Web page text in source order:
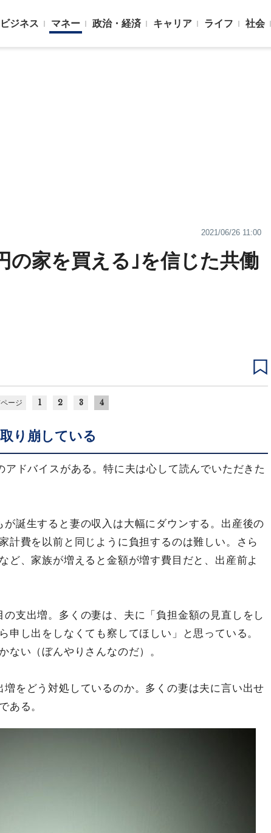
ビジネス マネー 政治・経済 キャリア ライフ 社会
2021/06/26 11:00
の家を買える｣を信じた共働
ージ 1 2 3 4
り崩している
ドバイスがある。特に夫は心して読んでいただきた
誕生すると妻の収入は大幅にダウンする。出産後の
計費を以前と同じように負担するのは難しい。さら
ど、家族が増えると金額が増す費目だと、出産前よ
支出増。多くの妻は、夫に「負担金額の見直しをし
申し出をしなくても察してほしい」と思っている。
ない（ぼんやりさんなのだ）。
をどう対処しているのか。多くの妻は夫に言い出せ
ある。